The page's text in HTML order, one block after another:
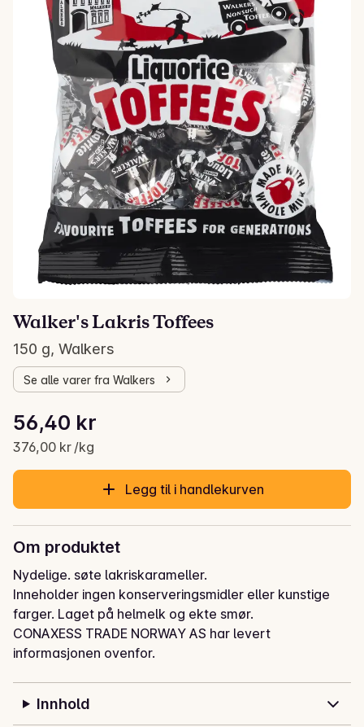
Walker's Lakris Toffees
150 g, Walkers
Se alle varer fra Walkers
Gjeldende pris er: 56,40 kr
56,40 kr
376,00 kr /kg
Stykkpris: 376,00 kr /kg
Legg til i handlekurven
Om produktet
Nydelige. søte lakriskarameller.
Inneholder ingen konserveringsmidler eller kunstige
farger. Laget på helmelk og ekte smør.
CONAXESS TRADE NORWAY AS har levert
informasjonen ovenfor.
Innhold